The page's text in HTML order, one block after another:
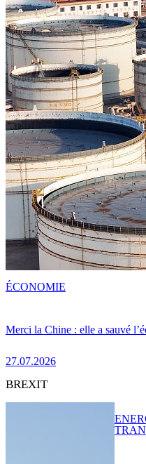
Merci la Chine : elle a sauvé
27.07.2026
ÉCONOMIE
BREXIT